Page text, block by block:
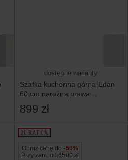
dostępne warianty
Szafka kuchenna górna Edan
60 cm narożna prawa
biały canadian
899 zł
20 RAT 0%
Obniż cenę do -50%
Przy zam. od 6500 zł